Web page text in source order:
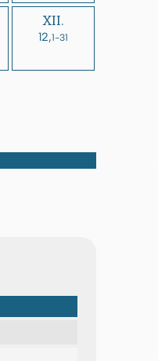
XII.
12,1-31